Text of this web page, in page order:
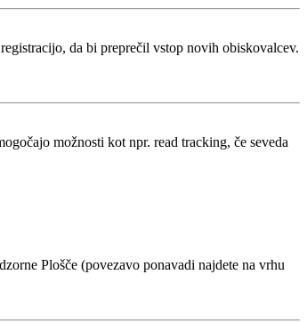
da bi preprečil vstop novih obiskovalcev.
možnosti kot npr. read tracking, če seveda
Plošče (povezavo ponavadi najdete na vrhu